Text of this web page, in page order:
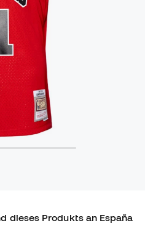
dieses Produkts an España